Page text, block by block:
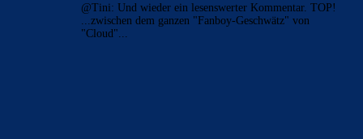
@Tini: Und wieder ein lesenswerter Kommentar. TOP!
...zwischen dem ganzen "Fanboy-Geschwätz" von
"Cloud"...